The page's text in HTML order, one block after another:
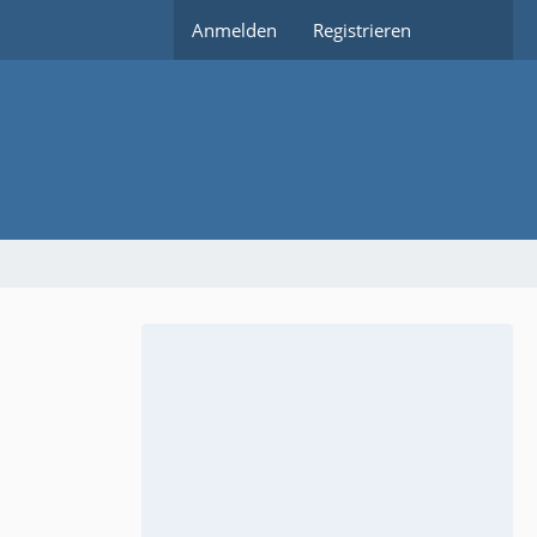
Anmelden Registrieren